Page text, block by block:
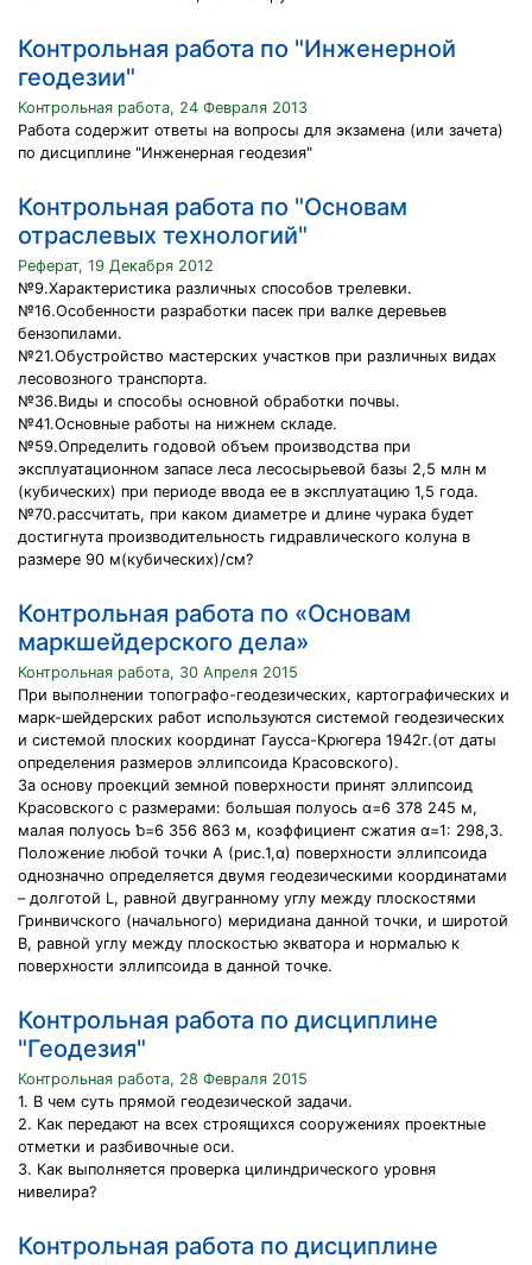
Контрольная работа по "Инженерной
геодезии"
Контрольная работа, 24 Февраля 2013
Работа содержит ответы на вопросы для экзамена (или зачета)
по дисциплине "Инженерная геодезия"
Контрольная работа по "Основам
отраслевых технологий"
Реферат, 19 Декабря 2012
№9.Характеристика различных способов трелевки.
№16.Особенности разработки пасек при валке деревьев
бензопилами.
№21.Обустройство мастерских участков при различных видах
лесовозного транспорта.
№36.Виды и способы основной обработки почвы.
№41.Основные работы на нижнем складе.
№59.Определить годовой объем производства при
эксплуатационном запасе леса лесосырьевой базы 2,5 млн м
(кубических) при периоде ввода ее в эксплуатацию 1,5 года.
№70.рассчитать, при каком диаметре и длине чурака будет
достигнута производительность гидравлического колуна в
размере 90 м(кубических)/см?
Контрольная работа по «Основам
маркшейдерского дела»
Контрольная работа, 30 Апреля 2015
При выполнении топографо-геодезических, картографических и
марк-шейдерских работ используются системой геодезических
и системой плоских координат Гаусса-Крюгера 1942г.(от даты
определения размеров эллипсоида Красовского).
За основу проекций земной поверхности принят эллипсоид
Красовского с размерами: большая полуось α=6 378 245 м,
малая полуось ƅ=6 356 863 м, коэффициент сжатия α=1: 298,3.
Положение любой точки Α (рис.1,α) поверхности эллипсоида
однозначно определяется двумя геодезическими координатами
– долготой L, равной двугранному углу между плоскостями
Гринвичского (начального) меридиана данной точки, и широтой
B, равной углу между плоскостью экватора и нормалью к
поверхности эллипсоида в данной точке.
Контрольная работа по дисциплине
"Геодезия"
Контрольная работа, 28 Февраля 2015
1. В чем суть прямой геодезической задачи.
2. Как передают на всех строящихся сооружениях проектные
отметки и разбивочные оси.
3. Как выполняется проверка цилиндрического уровня
нивелира?
Контрольная работа по дисциплине